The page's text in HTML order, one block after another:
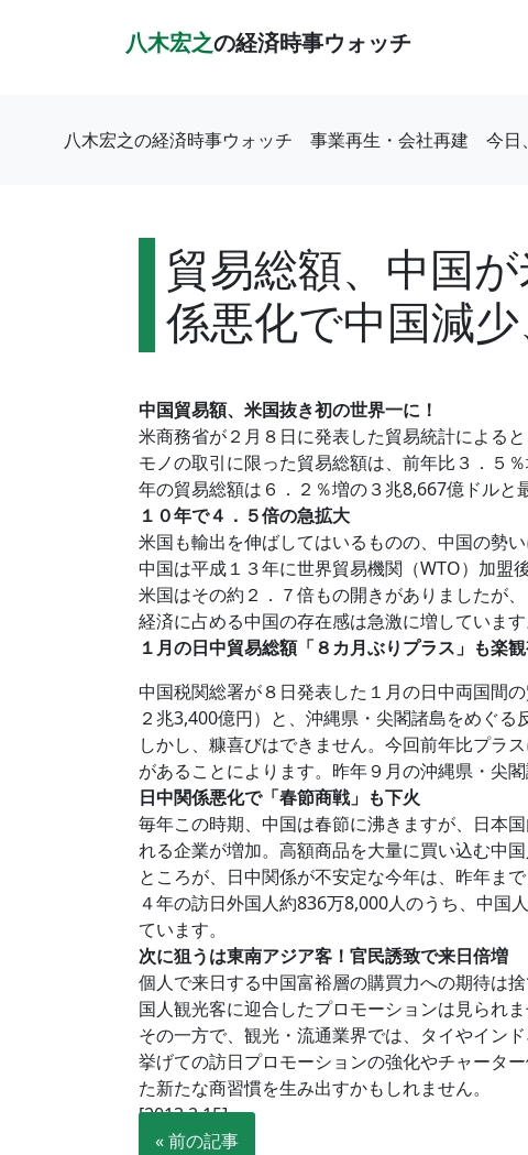
八木宏之の経済時事ウォッチ
八木宏之の経済時事ウォッチ 事業再生・会社再建 今日
貿易総額、中国
係悪化で中国減
中国貿易額、米国抜き初の世界一に！
米商務省が２月８日に発表した貿易統計による
モノの取引に限った貿易総額は、前年比３．５
年の貿易総額は６．２％増の３兆8,667億ドルと
１０年で４．５倍の急拡大
米国も輸出を伸ばしてはいるものの、中国の勢い
中国は平成１３年に世界貿易機関（WTO）加盟
米国はその約２．７倍もの開きがありましたが
経済に占める中国の存在感は急激に増しています
１月の日中貿易総額「８カ月ぶりプラス」も楽
中国税関総署が８日発表した１月の日中両国間
２兆3,400億円）と、沖縄県・尖閣諸島をめぐる
しかし、糠喜びはできません。今回前年比プラ
があることによります。昨年９月の沖縄県・尖
日中関係悪化で「春節商戦」も下火
毎年この時期、中国は春節に沸きますが、日本
れる企業が増加。高額商品を大量に買い込む中
ところが、日中関係が不安定な今年は、昨年ま
４年の訪日外国人約836万8,000人のうち、中国
ています。
次に狙うは東南アジア客！官民誘致で来日倍増
個人で来日する中国富裕層の購買力への期待は
国人観光客に迎合したプロモーションは見られま
その一方で、観光・流通業界では、タイやイン
挙げての訪日プロモーションの強化やチャータ
た新たな商習慣を生み出すかもしれません。
[2013.2.15]
« 前の記事